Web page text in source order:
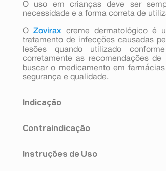
O uso em crianças deve ser
necessidade e a forma correta de
OZovirax creme dermatológico é
tratamento de infecções causadas
lesões quando utilizado
corretamente as recomendações
buscar o medicamento em
segurança e qualidade.
Indicação
Herpes simplex, incluindo herpes
Contraindicação
Instruções de Uso